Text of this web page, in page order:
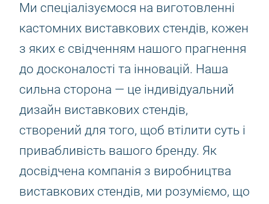
Ми спеціалізуємося на виготовленні
кастомних виставкових стендів, кожен
з яких є свідченням нашого прагнення
до досконалості та інновацій. Наша
сильна сторона — це індивідуальний
дизайн виставкових стендів,
створений для того, щоб втілити суть і
привабливість вашого бренду. Як
досвідчена компанія з виробництва
виставкових стендів, ми розуміємо, що